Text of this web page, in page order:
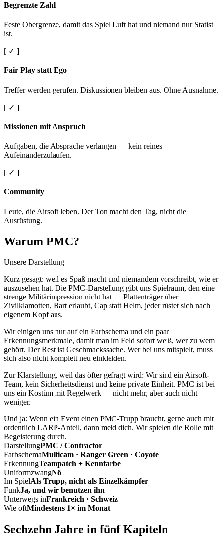
Begrenzte Zahl
Feste Obergrenze, damit das Spiel Luft hat und niemand nur Statist
ist.
[ ✓ ]
Fair Play statt Ego
Treffer werden gerufen. Diskussionen bleiben aus. Ohne Ausnahme.
[ ✓ ]
Missionen mit Anspruch
Aufgaben, die Absprache verlangen — kein reines
Aufeinanderzulaufen.
[ ✓ ]
Community
Leute, die Airsoft leben. Der Ton macht den Tag, nicht die
Ausrüstung.
Warum PMC?
Unsere Darstellung
Kurz gesagt: weil es Spaß macht und niemandem vorschreibt, wie er
auszusehen hat. Die PMC-Darstellung gibt uns Spielraum, den eine
strenge Militärimpression nicht hat — Plattenträger über
Zivilklamotten, Bart erlaubt, Cap statt Helm, jeder rüstet sich nach
eigenem Kopf aus.
Wir einigen uns nur auf ein Farbschema und ein paar
Erkennungsmerkmale, damit man im Feld sofort weiß, wer zu wem
gehört. Der Rest ist Geschmackssache. Wer bei uns mitspielt, muss
sich also nicht komplett neu einkleiden.
Zur Klarstellung, weil das öfter gefragt wird: Wir sind ein Airsoft-
Team, kein Sicherheitsdienst und keine private Einheit. PMC ist bei
uns ein Kostüm mit Regelwerk — nicht mehr, aber auch nicht
weniger.
Und ja: Wenn ein Event einen PMC-Trupp braucht, gerne auch mit
ordentlich LARP-Anteil, dann meld dich. Wir spielen die Rolle mit
Begeisterung durch.
DarstellungPMC / Contractor
FarbschemaMulticam · Ranger Green · Coyote
ErkennungTeampatch + Kennfarbe
UniformzwangNö
Im SpielAls Trupp, nicht als Einzelkämpfer
FunkJa, und wir benutzen ihn
Unterwegs inFrankreich · Schweiz
Wie oftMindestens 1× im Monat
Sechzehn Jahre in fünf Kapiteln